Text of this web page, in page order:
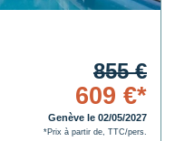
855 €
609 €*
Genève le 02/05/2027
*Prix à partir de, TTC/pers.